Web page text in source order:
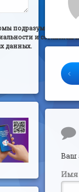
Ваш
подразумевает
и согласием
данных.